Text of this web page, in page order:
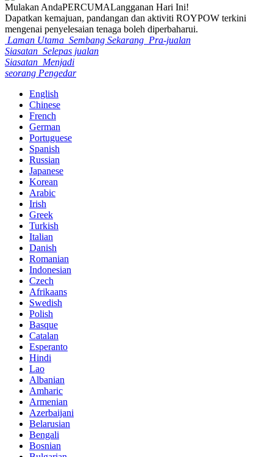
Mulakan AndaPERCUMALangganan Hari Ini!
Dapatkan kemajuan, pandangan dan aktiviti ROYPOW terkini
mengenai penyelesaian tenaga boleh diperbaharui.
Laman Utama Sembang Sekarang Pra-jualan
Siasatan Selepas jualan
Siasatan Menjadi
seorang Pengedar
English
Chinese
French
German
Portuguese
Spanish
Russian
Japanese
Korean
Arabic
Irish
Greek
Turkish
Italian
Danish
Romanian
Indonesian
Czech
Afrikaans
Swedish
Polish
Basque
Catalan
Esperanto
Hindi
Lao
Albanian
Amharic
Armenian
Azerbaijani
Belarusian
Bengali
Bosnian